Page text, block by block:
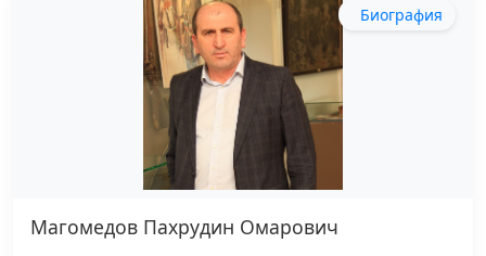
Биография
Магомедов Пахрудин Омарович